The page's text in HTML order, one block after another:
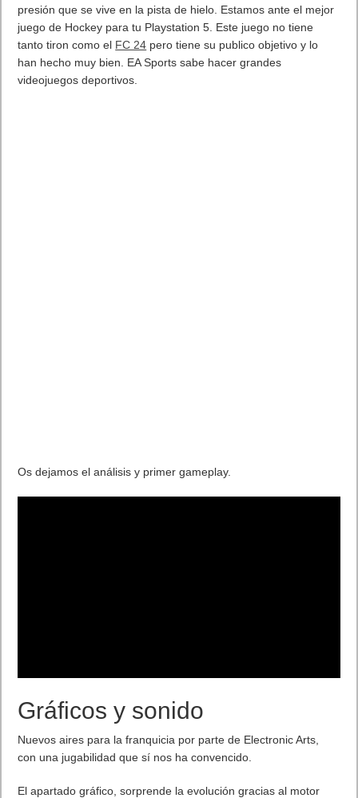
presión que se vive en la pista de hielo. Estamos ante el mejor
juego de Hockey para tu Playstation 5. Este juego no tiene
tanto tiron como el FC 24 pero tiene su publico objetivo y lo
han hecho muy bien. EA Sports sabe hacer grandes
videojuegos deportivos.
Os dejamos el análisis y primer gameplay.
Gráficos y sonido
Nuevos aires para la franquicia por parte de Electronic Arts,
con una jugabilidad que sí nos ha convencido.
El apartado gráfico, sorprende la evolución gracias al motor